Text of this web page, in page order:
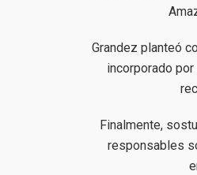
Grandez planteó
incorporado
Finalmente,
responsables